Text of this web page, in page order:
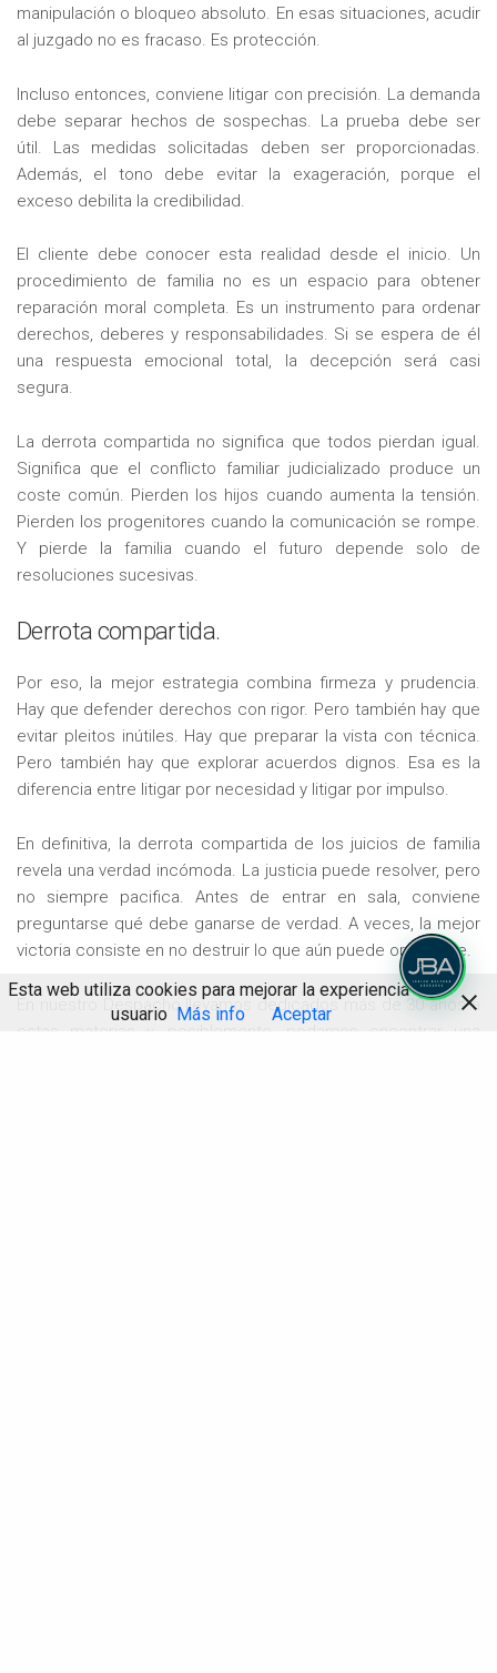
manipulación o bloqueo absoluto. En esas situaciones, acudir
al juzgado no es fracaso. Es protección.
Incluso entonces, conviene litigar con precisión. La demanda
debe separar hechos de sospechas. La prueba debe ser
útil. Las medidas solicitadas deben ser proporcionadas.
Además, el tono debe evitar la exageración, porque el
exceso debilita la credibilidad.
El cliente debe conocer esta realidad desde el inicio. Un
procedimiento de familia no es un espacio para obtener
reparación moral completa. Es un instrumento para ordenar
derechos, deberes y responsabilidades. Si se espera de él
una respuesta emocional total, la decepción será casi
segura.
La derrota compartida no significa que todos pierdan igual.
Significa que el conflicto familiar judicializado produce un
coste común. Pierden los hijos cuando aumenta la tensión.
Pierden los progenitores cuando la comunicación se rompe.
Y pierde la familia cuando el futuro depende solo de
resoluciones sucesivas.
Derrota compartida.
Por eso, la mejor estrategia combina firmeza y prudencia.
Hay que defender derechos con rigor. Pero también hay que
evitar pleitos inútiles. Hay que preparar la vista con técnica.
Pero también hay que explorar acuerdos dignos. Esa es la
diferencia entre litigar por necesidad y litigar por impulso.
En definitiva, la derrota compartida de los juicios de familia
revela una verdad incómoda. La justicia puede resolver, pero
no siempre pacifica. Antes de entrar en sala, conviene
preguntarse qué debe ganarse de verdad. A veces, la mejor
victoria consiste en no destruir lo que aún puede ordenarse.
En nuestro Despacho llevamos dedicados más de 30 años a
estas materias y, posiblemente, podamos encontrar una
Esta web utiliza cookies para mejorar la experiencia de
usuario Más info Aceptar